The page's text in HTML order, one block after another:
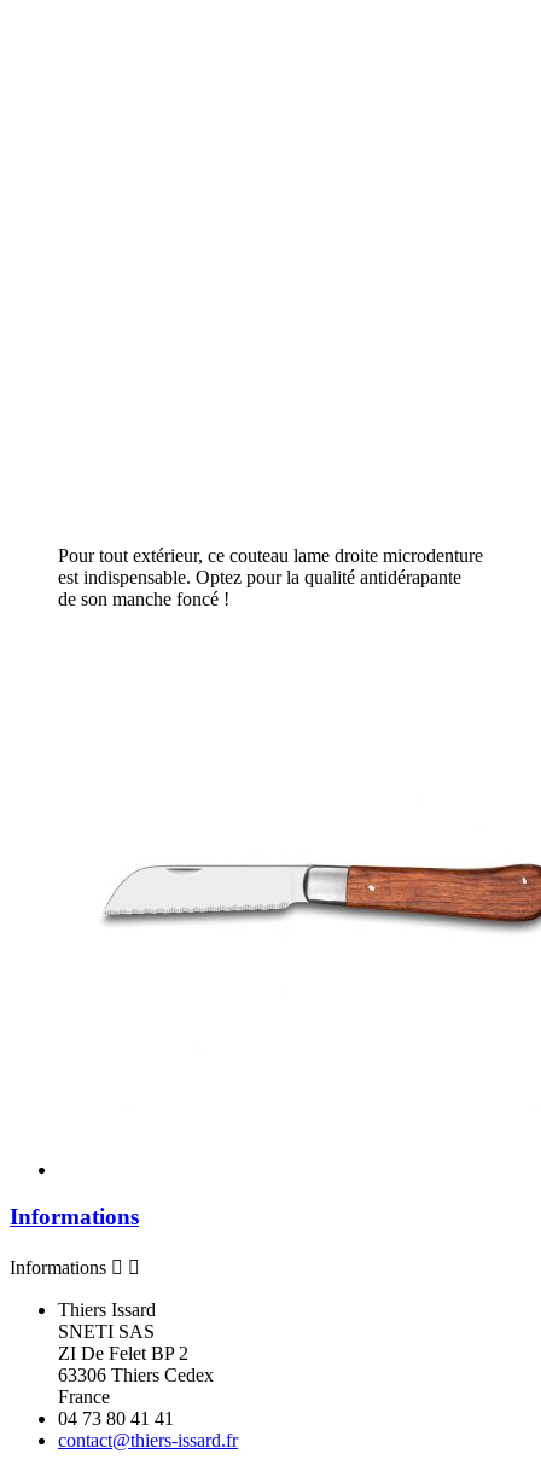
Pour tout extérieur, ce couteau lame droite microdenture
est indispensable. Optez pour la qualité antidérapante
de son manche foncé !
Informations
Informations  
Thiers Issard
SNETI SAS
ZI De Felet BP 2
63306 Thiers Cedex
France
04 73 80 41 41
contact@thiers-issard.fr